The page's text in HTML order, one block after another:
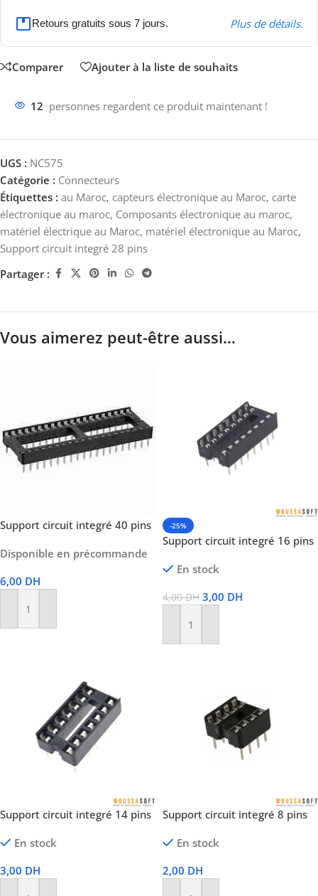
Retours gratuits sous 7 jours. Plus de détails.
Comparer Ajouter à la liste de souhaits
12 personnes regardent ce produit maintenant !
UGS : NC575
Catégorie : Connecteurs
Étiquettes : au Maroc, capteurs électronique au Maroc, carte
électronique au maroc, Composants électronique au maroc,
matériel électrique au Maroc, matériel électronique au Maroc,
Support circuit integré 28 pins
Partager :
Vous aimerez peut-être aussi…
Support circuit integré 40 pins
Disponible en précommande
6,00 DH
Ajouter Au Panier
-25%
Support circuit integré 16 pins
En stock
4,00DH 3,00 DH
Ajouter Au Panier
Support circuit integré 14 pins
En stock
3,00 DH
Support circuit integré 8 pins
En stock
2,00 DH